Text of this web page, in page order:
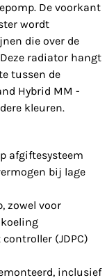
De voorkant
wordt
die over de
radiator hangt
tussen de
Hybrid MM -
kleuren.
afgiftesysteem
bij lage
zowel voor
(JDPC)
inclusief